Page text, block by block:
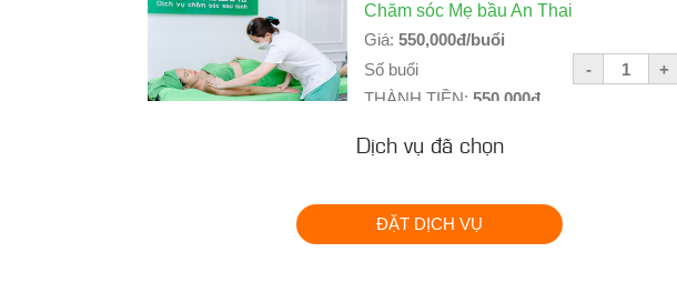
Chăm sóc Mẹ bầu An Thai
Giá: 550,000đ/buổi
Số buổi
-
+
THÀNH TIỀN: 550,000đ
Đo tim thai tại nhà
Số buổi
THÀNH TIỀN: 500,000đ
Dịch vụ đã chọn
ĐẶT DỊCH VỤ